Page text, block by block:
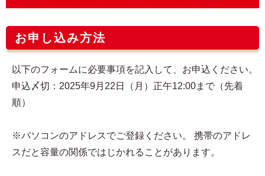
お申し込み方法
以下のフォームに必要事項を記入して、お申込ください。
申込〆切：2025年9月22日（月）正午12:00まで（先着
順）
※パソコンのアドレスでご登録ください。 携帯のアドレ
スだと容量の関係ではじかれることがあります。